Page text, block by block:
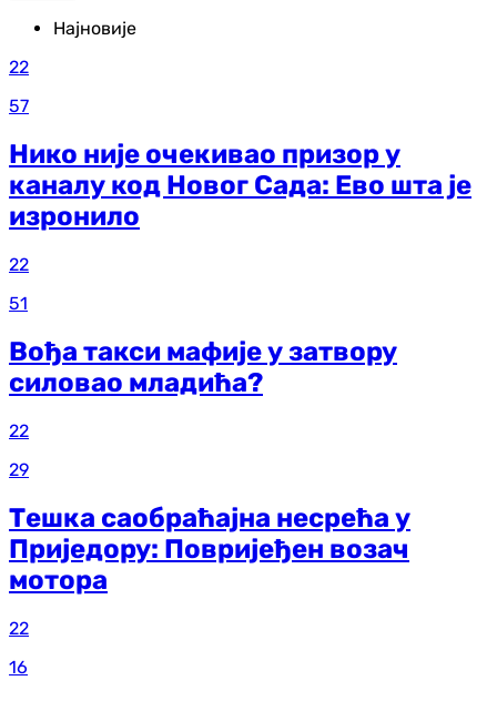
Најновије
22
57
Нико није очекивао призор у
каналу код Новог Сада: Ево шта је
изронило
22
51
Вођа такси мафије у затвору
силовао младића?
22
29
Тешка саобраћајна несрећа у
Приједору: Повријеђен возач
мотора
22
16